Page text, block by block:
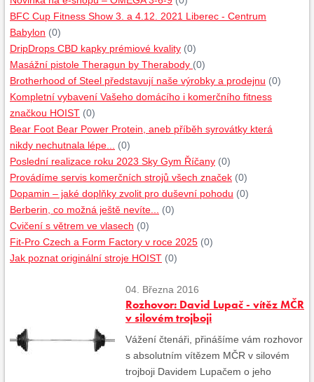
BFC Cup Fitness Show 3. a 4.12. 2021 Liberec - Centrum
Babylon (0)
DripDrops CBD kapky prémiové kvality (0)
Masážní pistole Theragun by Therabody (0)
Brotherhood of Steel představují naše výrobky a prodejnu (0)
Kompletní vybavení Vašeho domácího i komerčního fitness
značkou HOIST (0)
Bear Foot Bear Power Protein, aneb příběh syrovátky která
nikdy nechutnala lépe...
(0)
Poslední realizace roku 2023 Sky Gym Říčany (0)
Provádíme servis komerčních strojů všech značek (0)
Dopamin – jaké doplňky zvolit pro duševní pohodu (0)
Berberin, co možná ještě nevíte...
(0)
Cvičení s větrem ve vlasech (0)
Fit-Pro Czech a Form Factory v roce 2025 (0)
Jak poznat originální stroje HOIST (0)
04. Března 2016
Rozhovor: David Lupač - vítěz MČR
v silovém trojboji
Vážení čtenáři, přinášíme vám rozhovor
s absolutním vítězem MČR v silovém
trojboji Davidem Lupačem o jeho